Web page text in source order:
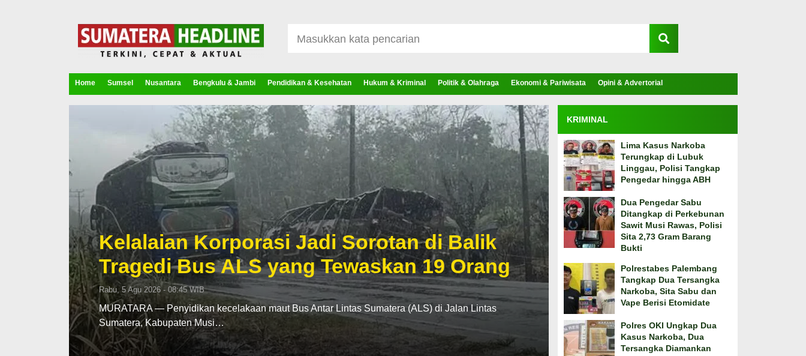
Home Sumsel Nusantara Bengkulu & Jambi Pendidikan & Kesehatan Hukum & Kriminal Politik & Olahraga Ekonomi & Pariwisata Opini & Advertorial
Kelalaian Korporasi Jadi Sorotan di Balik
Tragedi Bus ALS yang Tewaskan 19 Orang
Rabu, 5 Agu 2026 - 08:45 WIB
MURATARA — Penyidikan kecelakaan maut Bus Antar Lintas Sumatera (ALS) di Jalan Lintas
Sumatera, Kabupaten Musi…
KRIMINAL
Lima Kasus Narkoba
Terungkap di Lubuk
Linggau, Polisi Tangkap
Pengedar hingga ABH
Dua Pengedar Sabu
Ditangkap di Perkebunan
Sawit Musi Rawas, Polisi
Sita 2,73 Gram Barang
Bukti
Polrestabes Palembang
Tangkap Dua Tersangka
Narkoba, Sita Sabu dan
Vape Berisi Etomidate
Polres OKI Ungkap Dua
Kasus Narkoba, Dua
Tersangka Diamankan